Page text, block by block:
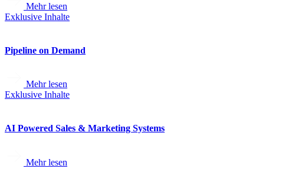
Mehr lesen
Exklusive Inhalte
Pipeline on Demand
Mehr lesen
Exklusive Inhalte
AI Powered Sales & Marketing Systems
Mehr lesen